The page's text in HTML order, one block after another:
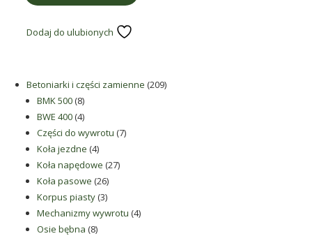
zamienne.
Dodaj do ulubionych
Betoniarki i części zamienne 209209
BMK 500 88
produktów
BWE 400 44
produkty
Części do wywrotu 77
Koła jezdne 44
produkty
Koła napędowe 2727
Koła pasowe 2626
produktów
Korpus piasty 33
produkty
Mechanizmy wywrotu 44
Osie bębna 88